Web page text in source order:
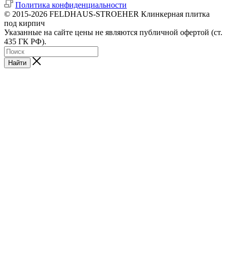
Политика конфиденциальности
© 2015-2026 FELDHAUS-STROEHER Клинкерная плитка
под кирпич
Указанные на сайте цены не являются публичной офертой (ст.
435 ГК РФ).
Найти